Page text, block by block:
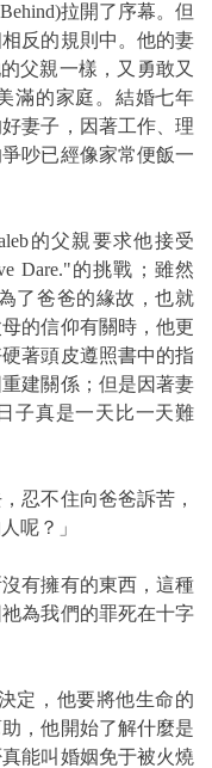
拉開了序幕。但
反的規則中。他的妻
父親一樣，又勇敢又
滿的家庭。結婚七年
妻子，因著工作、理
吵已經像家常便飯一
的父親要求他接受
Dare."的挑戰；雖然
了爸爸的緣故，也就
的信仰有關時，他更
著頭皮遵照書中的指
建關係；但是因著妻
子真是一天比一天難
忍不住向爸爸訴苦，
呢？」
有擁有的東西，這種
為我們的罪死在十字
定，他要將他生命的
，他開始了解什麼是
能叫婚姻免于被火燒